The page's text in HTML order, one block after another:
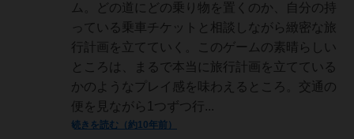
ム。どの道にどの乗り物を置くのか、自分の持
っている乗車チケットと相談しながら緻密な旅
行計画を立てていく。このゲームの素晴らしい
ところは、まるで本当に旅行計画を立てている
かのようなプレイ感を味わえるところ。交通の
便を見ながら1つずつ行...
続きを読む（約10年前）